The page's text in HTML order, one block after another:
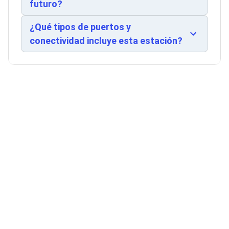
Ventiladores
Unidades de Disco
Quemadores de DVD
Desktop y Portátiles
Accesorios para Laptops
Docking Stations
corporativo o estudio creativo. La HP Z4 G5 es la
opción ideal para equipos que demandan
estabilidad, rendimiento sostenido y
confiabilidad en proyectos críticos.
futuro?
¿Qué tipos de puertos y
conectividad incluye esta estación?